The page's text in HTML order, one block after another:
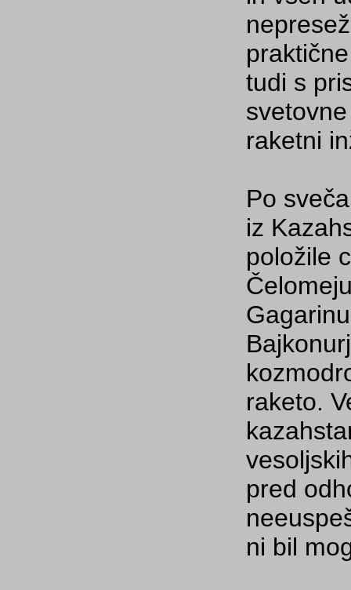
tudi s
raketni
Po
iz
položile
raketo.
pred
ni bil